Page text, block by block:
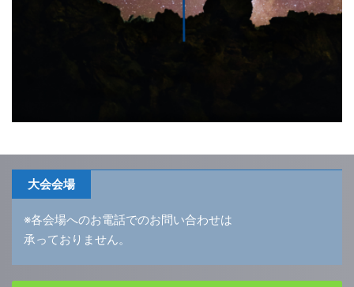
大会会場
※各会場へのお電話でのお問い合わせは
承っておりません。